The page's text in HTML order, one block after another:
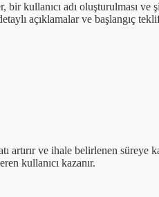
kullanıcı adı oluşturulması
açıklamalar ve başlangıç
ve ihale belirlenen
kullanıcı kazanır.